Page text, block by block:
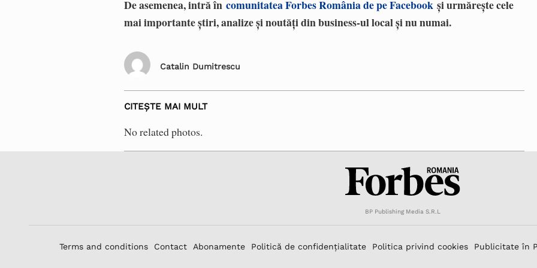
De asemenea, intră încomunitatea Forbes România de pe Facebook și urmărește cele
mai importante știri, analize și noutăți din business-ul local și nu numai.
Catalin Dumitrescu
CITEȘTE MAI MULT
No related photos.
BP Publishing Media S.R.L
Terms and conditions Contact Abonamente Politică de confidențialitate Politica privind cookies Publicitate în